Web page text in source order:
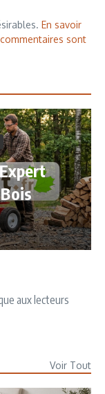
En savoir
sont
aux lecteurs
Voir Tout